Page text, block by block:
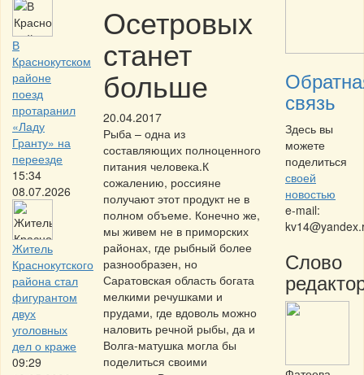
В
Краснокутском
районе
поезд
протаранил
«Ладу
Гранту» на
переезде
15:34
08.07.2026
Житель
Краснокутского
района стал
фигурантом
двух
уголовных
дел о краже
09:29
Осетровых
станет
больше
20.04.2017
Рыба – одна из
составляющих полноценного
питания человека.К
сожалению, россияне
получают этот продукт не в
полном объеме. Конечно же,
мы живем не в приморских
районах, где рыбный более
разнообразен, но
Саратовская область богата
мелкими речушками и
прудами, где вдоволь можно
наловить речной рыбы, да и
Волга-матушка могла бы
поделиться своими
связь
Здесь вы
можете
поделиться
своей
новостью
e-mail:
Слово